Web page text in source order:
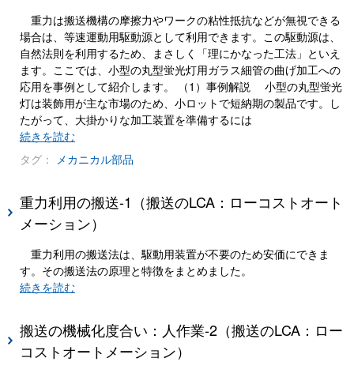
重力は搬送機構の摩擦力やワークの粘性抵抗などが無視できる
場合は、等速運動用駆動源として利用できます。この駆動源は、
自然法則を利用するため、まさしく「理にかなった工法」といえ
ます。ここでは、小型の丸型蛍光灯用ガラス細管の曲げ加工への
応用を事例として紹介します。 （1）事例解説 小型の丸型蛍光
灯は装飾用が主な市場のため、小ロットで短納期の製品です。し
たがって、大掛かりな加工装置を準備するには
続きを読む
タグ： メカニカル部品
重力利用の搬送-1（搬送のLCA：ローコストオート
メーション）
重力利用の搬送法は、駆動用装置が不要のため安価にできま
す。その搬送法の原理と特徴をまとめました。
続きを読む
搬送の機械化度合い：人作業-2（搬送のLCA：ロー
コストオートメーション）